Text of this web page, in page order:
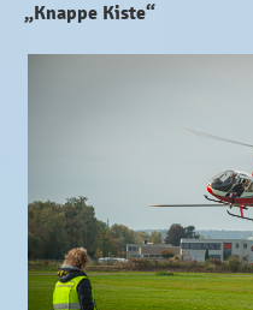
„Knappe Kiste“